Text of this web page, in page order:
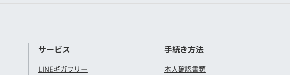
サービス
LINEギガフリー
手続き方法
本人確認書類